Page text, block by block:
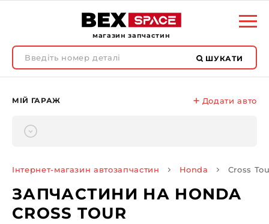
магазин запчастин
ШУКАТИ
МІЙ ГАРАЖ Додати авто
Інтернет-магазин автозапчастин Honda Cross
ЗАПЧАСТИНИ НА HONDA
CROSS TOUR